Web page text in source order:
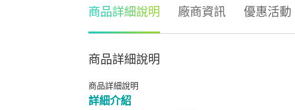
商品詳細說明 廠商資訊 優惠活動
商品詳細說明
商品詳細說明
詳細介紹